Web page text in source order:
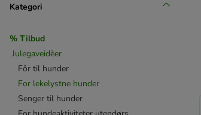
Kategori
% Tilbud
Julegaveidèer
Fôr til hunder
For lekelystne hunder
Senger til hunder